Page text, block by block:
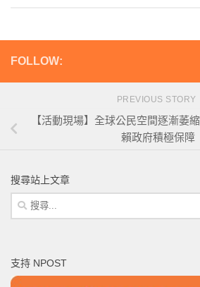
FOLLOW:
PREVIOUS STORY
【活動現場】全球公民空間逐漸萎
賴政府積極保障
搜尋站上文章
搜
尋
字:
支持 NPOST